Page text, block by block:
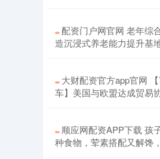
配资门户网官网 老年综
造沉浸式养老能力提升基
大财配资官方app官网
车】美国与欧盟达成贸易
顺应网配资APP下载 孩
种食物，荤素搭配又解馋